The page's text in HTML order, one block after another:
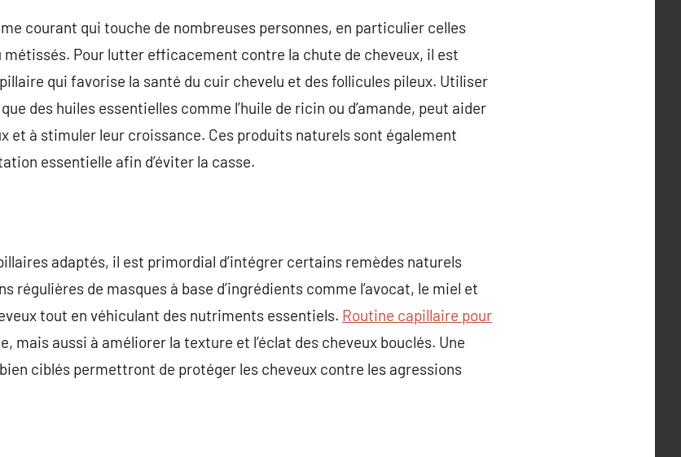
courant qui touche de nombreuses personnes, en particulier celles
métissés. Pour lutter efficacement contre la chute de cheveux, il est
qui favorise la santé du cuir chevelu et des follicules pileux. Utiliser
des huiles essentielles comme l’huile de ricin ou d’amande, peut aider
et à stimuler leur croissance. Ces produits naturels sont également
essentielle afin d’éviter la casse.
adaptés, il est primordial d’intégrer certains remèdes naturels
régulières de masques à base d’ingrédients comme l’avocat, le miel et
tout en véhiculant des nutriments essentiels. Routine capillaire pour
mais aussi à améliorer la texture et l’éclat des cheveux bouclés. Une
ciblés permettront de protéger les cheveux contre les agressions